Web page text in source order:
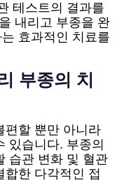
테스트의 결과를
내리고 부종을 완
효과적인 치료를
부종의 치
편할 뿐만 아니라
있습니다. 부종의
습관 변화 및 혈관
합한 다각적인 접